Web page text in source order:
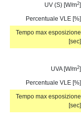
UV (S) [W/m2]
Percentuale VLE [%]
Tempo max esposizione
[sec]
UVA [W/m2]
Percentuale VLE [%]
Tempo max esposizione
[sec]